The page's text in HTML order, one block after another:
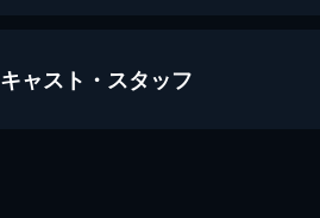
ラ・ラ・ランド
キャスト・スタッフ